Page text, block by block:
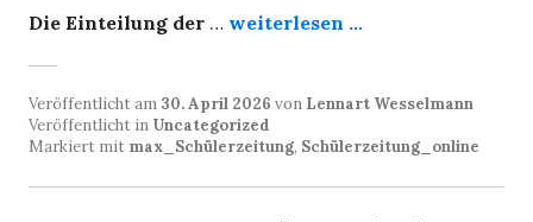
Die Einteilung der … weiterlesen ...
Veröffentlicht am 30. April 2026 von Lennart Wesselmann
Veröffentlicht in Uncategorized
Markiert mit max_Schülerzeitung, Schülerzeitung_online